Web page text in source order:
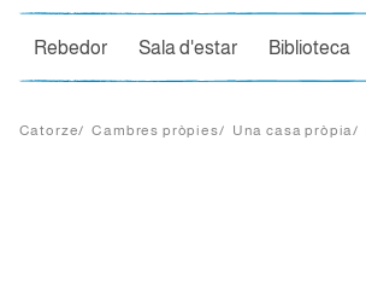
Rebedor Sala d'estar Biblioteca
Catorze/ Cambres pròpies/ Una casa pròpia/